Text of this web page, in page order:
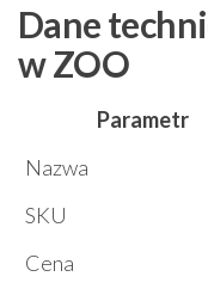
Dane
w ZOO
Parametr
Nazwa
SKU
Cena